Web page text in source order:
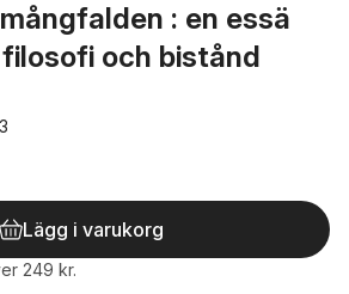
: en essä
och bistånd
Lägg i varukorg
249 kr.